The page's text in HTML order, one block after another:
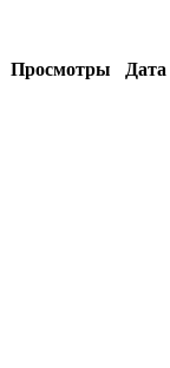
Просмотры Дата